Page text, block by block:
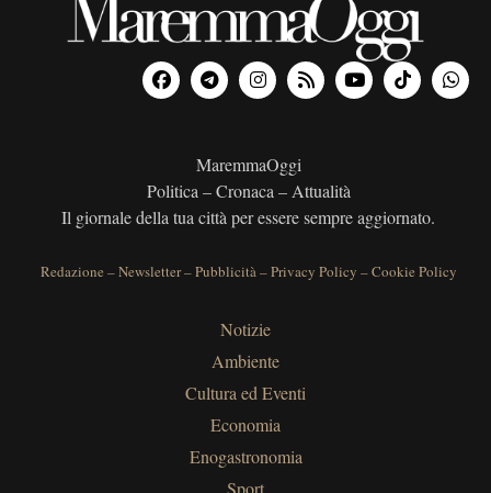
MaremmaOggi
Politica – Cronaca – Attualità
Il giornale della tua città per essere sempre aggiornato.
Redazione –Newsletter–Pubblicità–Privacy Policy –Cookie Policy
Notizie
Ambiente
Cultura ed Eventi
Economia
Enogastronomia
Sport